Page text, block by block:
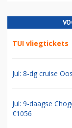
TUI vliegtickets
Jul: 8-dg cruise
Jul: 9-daagse
€1056